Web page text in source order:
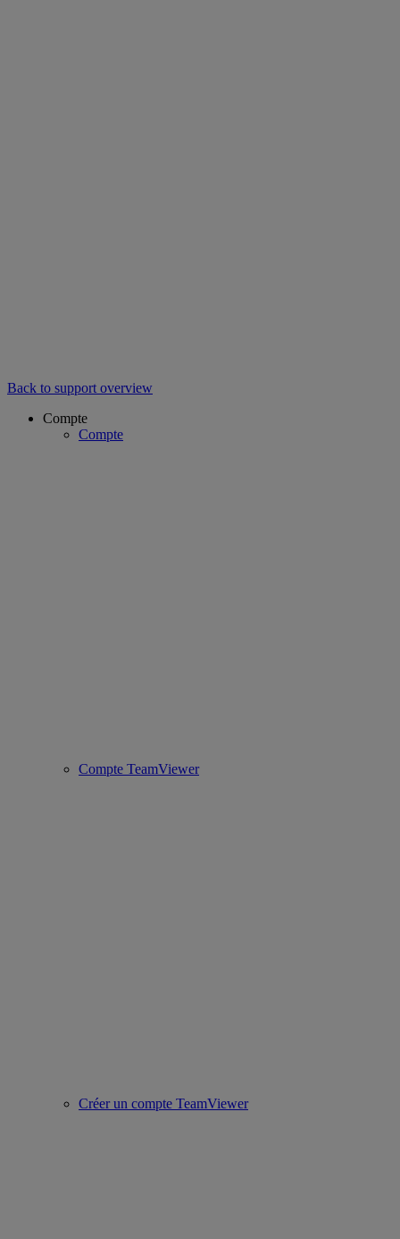
Back to support overview
Compte
Compte
Compte TeamViewer
Créer un compte TeamViewer